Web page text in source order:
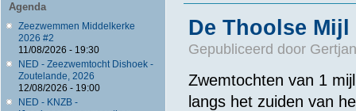
Agenda
Zeezwemmen Middelkerke
2026 #2
11/08/2026 - 19:30
NED - Zeezwemtocht Dishoek -
Zoutelande, 2026
12/08/2026 - 19:00
NED - KNZB -
De Thoolse Mijl
Gepubliceerd door
Zwemtochten van 1
langs het zuiden van